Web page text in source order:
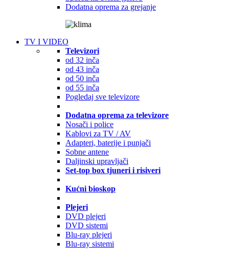
Dodatna oprema za grejanje
TV I VIDEO
Televizori
od 32 inča
od 43 inča
od 50 inča
od 55 inča
Pogledaj sve televizore
Dodatna oprema za televizore
Nosači i police
Kablovi za TV / AV
Adapteri, baterije i punjači
Sobne antene
Daljinski upravljači
Set-top box tjuneri i risiveri
Kućni bioskop
Plejeri
DVD plejeri
DVD sistemi
Blu-ray plejeri
Blu-ray sistemi